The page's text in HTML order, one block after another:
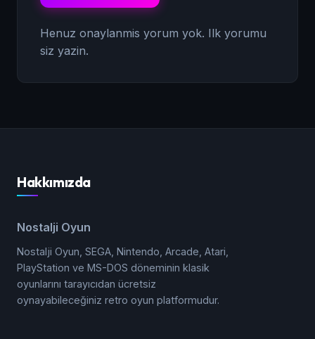
Henuz onaylanmis yorum yok. Ilk yorumu
siz yazin.
Hakkımızda
Nostalji Oyun
Nostalji Oyun, SEGA, Nintendo, Arcade, Atari,
PlayStation ve MS-DOS döneminin klasik
oyunlarını tarayıcıdan ücretsiz
oynayabileceğiniz retro oyun platformudur.